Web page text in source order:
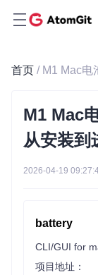
首页
M1 Mac
从安装到
2026-04-19
battery
项目地址：